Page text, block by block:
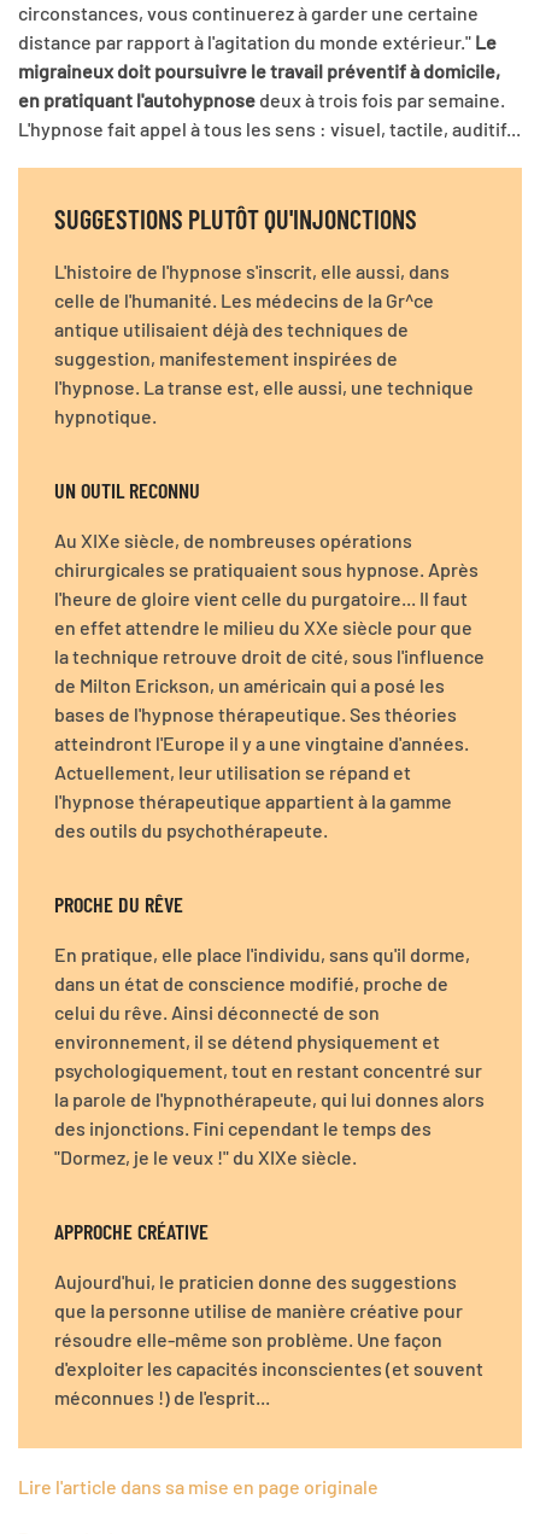
circonstances, vous continuerez à garder une certaine
distance par rapport à l'agitation du monde extérieur." Le
migraineux doit poursuivre le travail préventif à domicile,
en pratiquant l'autohypnose deux à trois fois par semaine.
L'hypnose fait appel à tous les sens : visuel, tactile, auditif...
SUGGESTIONS PLUTÔT QU'INJONCTIONS
L'histoire de l'hypnose s'inscrit, elle aussi, dans
celle de l'humanité. Les médecins de la Gr^ce
antique utilisaient déjà des techniques de
suggestion, manifestement inspirées de
l'hypnose. La transe est, elle aussi, une technique
hypnotique.
UN OUTIL RECONNU
Au XIXe siècle, de nombreuses opérations
chirurgicales se pratiquaient sous hypnose. Après
l'heure de gloire vient celle du purgatoire... Il faut
en effet attendre le milieu du XXe siècle pour que
la technique retrouve droit de cité, sous l'influence
de Milton Erickson, un américain qui a posé les
bases de l'hypnose thérapeutique. Ses théories
atteindront l'Europe il y a une vingtaine d'années.
Actuellement, leur utilisation se répand et
l'hypnose thérapeutique appartient à la gamme
des outils du psychothérapeute.
PROCHE DU RÊVE
En pratique, elle place l'individu, sans qu'il dorme,
dans un état de conscience modifié, proche de
celui du rêve. Ainsi déconnecté de son
environnement, il se détend physiquement et
psychologiquement, tout en restant concentré sur
la parole de l'hypnothérapeute, qui lui donnes alors
des injonctions. Fini cependant le temps des
"Dormez, je le veux !" du XIXe siècle.
APPROCHE CRÉATIVE
Aujourd'hui, le praticien donne des suggestions
que la personne utilise de manière créative pour
résoudre elle-même son problème. Une façon
d'exploiter les capacités inconscientes (et souvent
méconnues !) de l'esprit...
Lire l'article dans sa mise en page originale